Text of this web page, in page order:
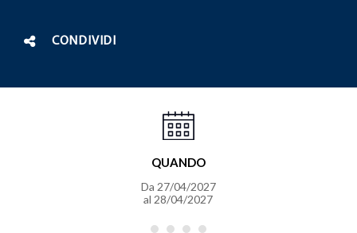
CONDIVIDI
QUANDO
Da 27/04/2027
al 28/04/2027